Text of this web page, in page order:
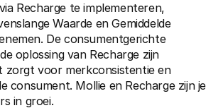
Recharge te implementeren,
Waarde en Gemiddelde
De consumentgerichte
oplossing van Recharge zijn
zorgt voor merkconsistentie en
consument. Mollie en Recharge zijn je
in groei.
ons verhaal en
over Mollie
Ontdek de